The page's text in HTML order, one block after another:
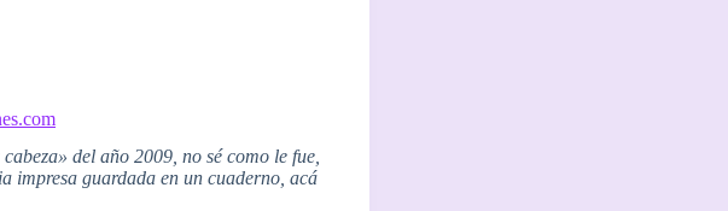
del año 2009, no sé como le fue,
impresa guardada en un cuaderno, acá